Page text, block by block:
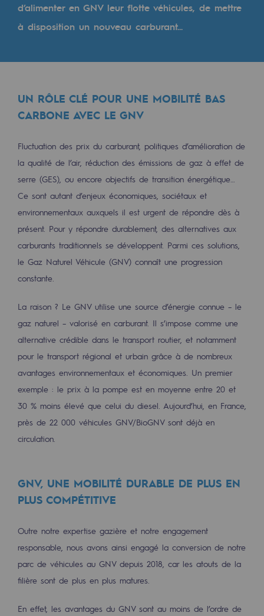
Les énergies d'avenir
Gaz renouvelables et procédés durables
Gaz renouvelables et procédés
Méthanation
Captage de CO2
Nouveaux usages
Concertations CH4, H2 et CO2
Espace pédagogique
Espace pédagogique
2050 : un monde d’énergies
Objectif Hydrogène
CCUS Objectif Zéro CO2
Objectif Biométhane
Le Labo
Acteur engagé
Ambition RSE
Responsabilité environnementale
Responsabilité environnementale
BE POSITIF, le programme de
Décarbonation : une priorité
d’alimenter en GNV leur flotte véhicules, de mettre
à disposition un nouveau carburant...
UN RÔLE CLÉ POUR UNE MOBILITÉ BAS
CARBONE AVEC LE GNV
Fluctuation des prix du carburant, politiques d’amélioration de
la qualité de l’air, réduction des émissions de gaz à effet de
serre (GES), ou encore objectifs de transition énergétique…
Ce sont autant d’enjeux économiques, sociétaux et
environnementaux auxquels il est urgent de répondre dès à
présent. Pour y répondre durablement, des alternatives aux
carburants traditionnels se développent. Parmi ces solutions,
le Gaz Naturel Véhicule (GNV) connaît une progression
constante.
La raison ? Le GNV utilise une source d’énergie connue – le
gaz naturel – valorisé en carburant. Il s’impose comme une
alternative crédible dans le transport routier, et notamment
pour le transport régional et urbain grâce à de nombreux
avantages environnementaux et économiques. Un premier
exemple : le prix à la pompe est en moyenne entre 20 et
30 % moins élevé que celui du diesel. Aujourd’hui, en France,
près de 22 000 véhicules GNV/BioGNV sont déjà en
circulation.
GNV, UNE MOBILITÉ DURABLE DE PLUS EN
PLUS COMPÉTITIVE
Outre notre expertise gazière et notre engagement
responsable, nous avons ainsi engagé la conversion de notre
parc de véhicules au GNV depuis 2018, car les atouts de la
filière sont de plus en plus matures.
En effet, les avantages du GNV sont au moins de l’ordre de